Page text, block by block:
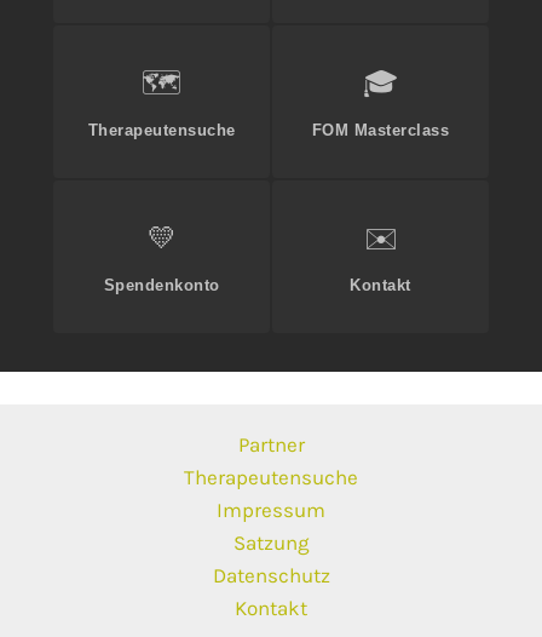
🗺️
Therapeutensuche
🎓
FOM Masterclass
💛
Spendenkonto
✉️
Kontakt
Partner
Therapeutensuche
Impressum
Satzung
Datenschutz
Kontakt